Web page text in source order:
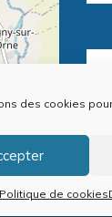
des cookies
Politique de cookies